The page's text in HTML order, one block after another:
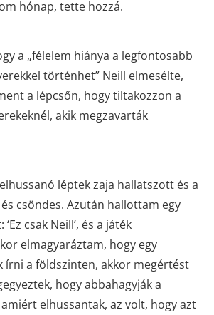
hónap, tette hozzá.
a „félelem hiánya a legfontosabb
történhet” Neill elmesélte,
a lépcsőn, hogy tiltakozzon a
akik megzavarták
léptek zaja hallatszott és a
csöndes. Azután hallottam egy
csak Neill’, és a játék
elmagyaráztam, hogy egy
írni a földszinten, akkor megértést
hogy abbahagyják a
elhussantak, az volt, hogy azt